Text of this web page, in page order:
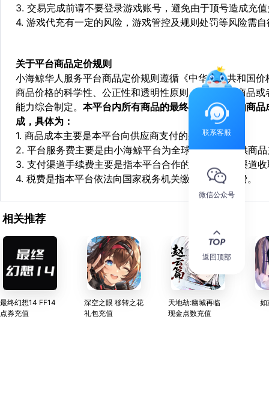
3. 交易完成前请不要登录游戏账号，避免由于顶号造成充
4. 游戏代充有一定的风险，游戏管控及规则处罚等风险需
关于平台商品定价规则
小海鲸华人服务平台商品定价规则遵循《中华人民共和国
商品价格的科学性、公正性和透明性原则，依据相关商品
能力综合制定。 本平台内所有商品的最终销售价格均由商
成，具体为：
1. 商品成本主要是本平台向供应商支付的采购成本；
2. 平台服务费主要是由小海鲸平台为全球华人用户提供商
3. 支付渠道手续费主要是指本平台合作的第三方支付渠道
4. 税费是指本平台依法向国家税务机关缴纳的各项税费。
相关推荐
最终幻想14 FF14
点券充值
深空之眼 移转之花
礼包充值
天地劫:幽城再临
现金点数充值
如
联系客服
微信公众号
返回顶部